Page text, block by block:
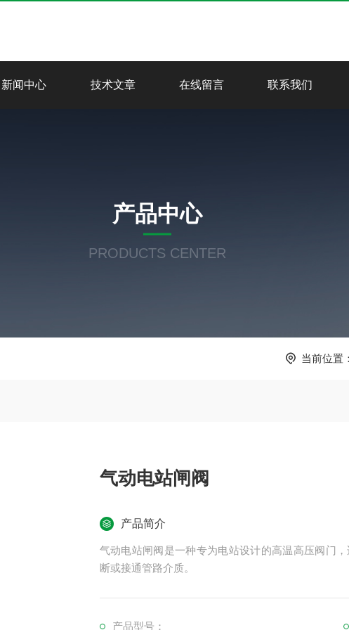
新闻中心 技术文章 在线留言 联系我们
产品中心
PRODUCTS CENTER
当前位置：
气动电站闸阀
产品简介
气动电站闸阀是一种专为电站设计的高温高压阀门
断或接通管路介质。
产品型号：